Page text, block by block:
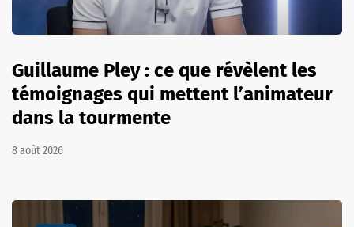
Guillaume Pley : ce que révèlent les
témoignages qui mettent l’animateur
dans la tourmente
8 août 2026